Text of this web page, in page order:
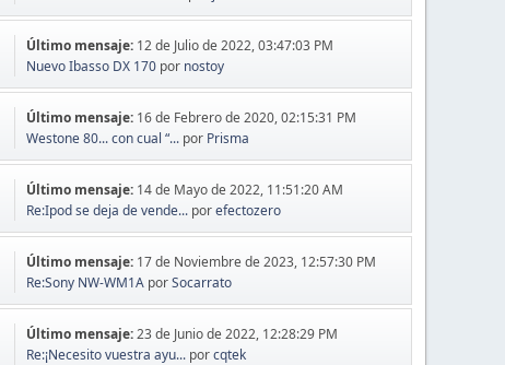
Último mensaje: 12 de Julio de 2022, 03:47:03 PM
Nuevo Ibasso DX 170 por nostoy
Último mensaje: 16 de Febrero de 2020, 02:15:31 PM
Westone 80... con cual “... por Prisma
Último mensaje: 14 de Mayo de 2022, 11:51:20 AM
Re:Ipod se deja de vende... porefectozero
Último mensaje: 17 de Noviembre de 2023, 12:57:30 PM
Re:Sony NW-WM1A porSocarrato
Último mensaje:23 de Junio de 2022, 12:28:29 PM
Re:¡Necesito vuestra ayu... porcqtek